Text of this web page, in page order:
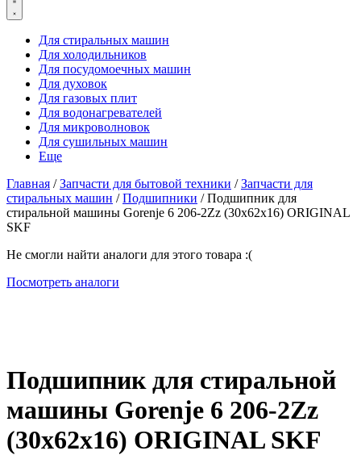
Для стиральных машин
Для холодильников
Для посудомоечных машин
Для духовок
Для газовых плит
Для водонагревателей
Для микроволновок
Для сушильных машин
Еще
Главная /Запчасти для бытовой техники /Запчасти для
стиральных машин /Подшипники / Подшипник для
стиральной машины Gorenje 6 206-2Zz (30x62x16) ORIGINAL
SKF
Не смогли найти аналоги для этого товара :(
Посмотреть аналоги
Подшипник для стиральной
машины Gorenje 6 206-2Zz
(30x62x16) ORIGINAL SKF